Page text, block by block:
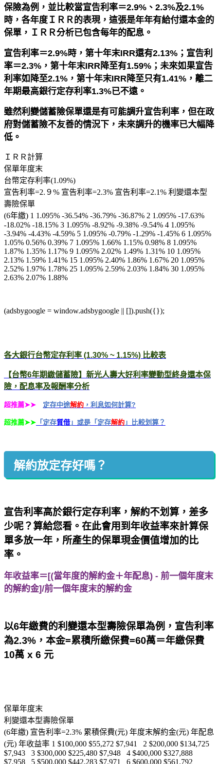
保險為例，並比較當宣告利率＝2.9%、2.3%及2.1%
時，各年度ＩＲＲ的表現，這張是年年有給付還本金的
保單，ＩＲＲ分析已包含每年的配息。
宣告利率＝2.9%時，第十年末IRR還有2.13%；宣告利
率＝2.3%，第十年末IRR降至有1.59%；未來如果宣告
利率如降至2.1%，第十年末IRR降至只有1.41%，離二
年期最高銀行定存利率1.3%已不遠。
雖然利變儲蓄險保單還是有可能調升宣告利率，但在政
府對儲蓄險不友善的情況下，未來調升的機率已大幅降
低。
ＩＲＲ計算
保單年度末
台幣定存利率(1.09%)
宣告利率=2.９% 宣告利率=2.3% 宣告利率=2.1% 利變還本型
壽險保單
(6年繳) 1 1.095% -36.54% -36.79% -36.87% 2 1.095% -17.63%
-18.02% -18.15% 3 1.095% -8.92% -9.38% -9.54% 4 1.095%
-3.94% -4.43% -4.59% 5 1.095% -0.79% -1.29% -1.45% 6 1.095%
1.05% 0.56% 0.39% 7 1.095% 1.66% 1.15% 0.98% 8 1.095%
1.87% 1.35% 1.17% 9 1.095% 2.02% 1.49% 1.31% 10 1.095%
2.13% 1.59% 1.41% 15 1.095% 2.40% 1.86% 1.67% 20 1.095%
2.52% 1.97% 1.78% 25 1.095% 2.59% 2.03% 1.84% 30 1.095%
2.63% 2.07% 1.88%
(adsbygoogle = window.adsbygoogle || []).push({});
各大銀行台幣定存利率 (1.30% ~ 1.15%) 比較表
【台幣6年期繳儲蓄險】新光人壽大好利率變動型終身還本保
險，配息率及報酬率分析
超推薦➤➤ 定存中途解約 ，利息如何計算?
超推薦➤➤ 「定存質借」或是「定存解約」比較划算？
解約放定存好嗎？
宣告利率高於銀行定存利率，解約不划算，差多
少呢？算給您看。在此會用到年收益率來計算保
單多放一年，所產生的保單現金價值增加的比
率。
年收益率＝[(當年度的解約金＋年配息) - 前一個年度末
的解約金]/前一個年度末的解約金
以6年繳費的利變還本型壽險保單為例，宣告利率
為2.3%，本金=累積所繳保費=60萬＝年繳保費
10萬 x 6 元
保單年度末
利變還本型壽險保單
(6年繳) 宣告利率=2.3% 累積保費(元) 年度末解約金(元) 年配息
(元) 年收益率 1 $100,000 $55,272 $7,941 2 $200,000 $134,725
$7,943 3 $300,000 $225,480 $7,948 4 $400,000 $327,888
$7,958 5 $500,000 $442,283 $7,971 6 $600,000 $561,792